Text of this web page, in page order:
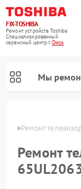
FIX-TOSHIBA
Ремонт устройств Toshiba
Специализированный
cервисный центр г.Омск
Мы
Ремонт
Ремонт